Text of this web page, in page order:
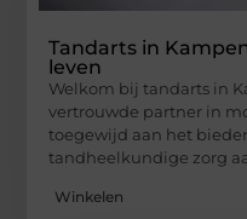
Tandarts in
leven
Welkom bij tandarts in
vertrouwde partner in
toegewijd aan het
tandheelkundige zorg
Winkelen